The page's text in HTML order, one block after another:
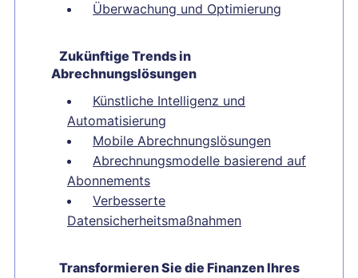
Überwachung und Optimierung
Zukünftige Trends in
Abrechnungslösungen
Künstliche Intelligenz und
Automatisierung
Mobile Abrechnungslösungen
Abrechnungsmodelle basierend auf
Abonnements
Verbesserte
Datensicherheitsmaßnahmen
Transformieren Sie die Finanzen Ihres